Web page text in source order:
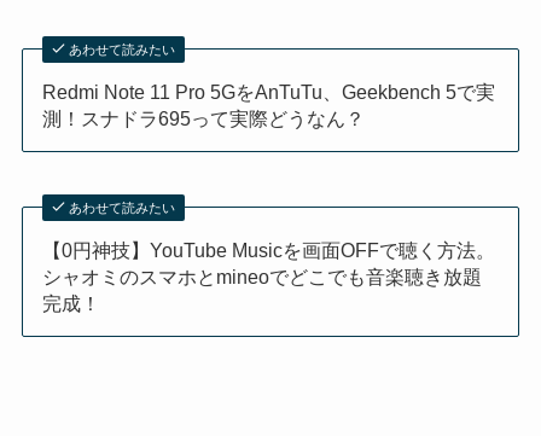
あわせて読みたい
Redmi Note 11 Pro 5GをAnTuTu、Geekbench 5で実
測！スナドラ695って実際どうなん？
あわせて読みたい
【0円神技】YouTube Musicを画面OFFで聴く方法。
シャオミのスマホとmineoでどこでも音楽聴き放題
完成！